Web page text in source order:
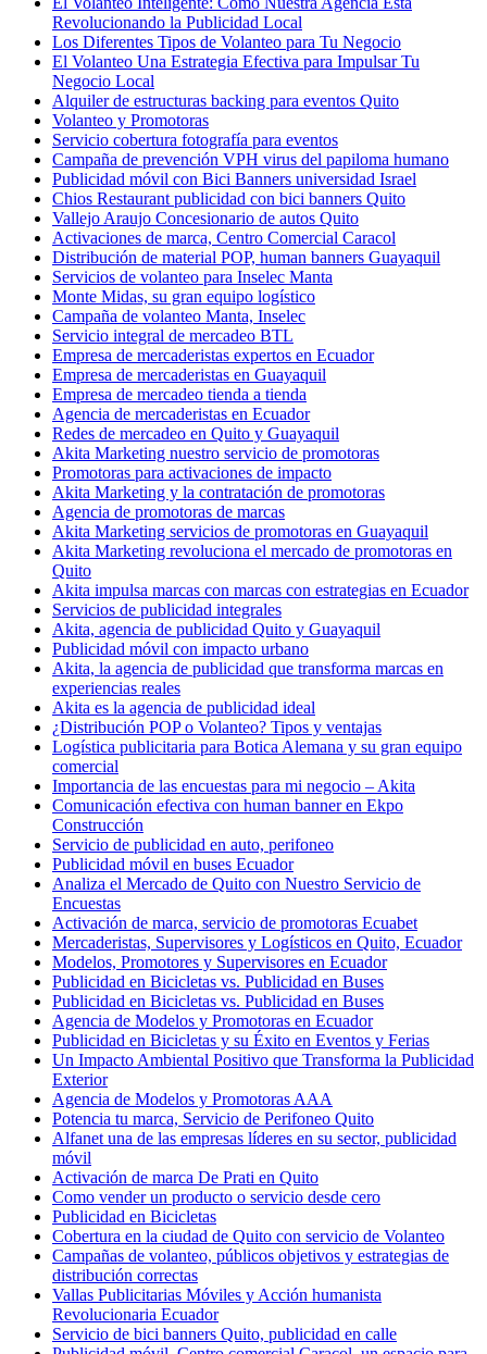
Revolucionando la Publicidad Local
Los Diferentes Tipos de Volanteo para Tu Negocio
El Volanteo Una Estrategia Efectiva para Impulsar Tu
Negocio Local
Alquiler de estructuras backing para eventos Quito
Volanteo y Promotoras
Servicio cobertura fotografía para eventos
Campaña de prevención VPH virus del papiloma humano
Publicidad móvil con Bici Banners universidad Israel
Chios Restaurant publicidad con bici banners Quito
Vallejo Araujo Concesionario de autos Quito
Activaciones de marca, Centro Comercial Caracol
Distribución de material POP, human banners Guayaquil
Servicios de volanteo para Inselec Manta
Monte Midas, su gran equipo logístico
Campaña de volanteo Manta, Inselec
Servicio integral de mercadeo BTL
Empresa de mercaderistas expertos en Ecuador
Empresa de mercaderistas en Guayaquil
Empresa de mercadeo tienda a tienda
Agencia de mercaderistas en Ecuador
Redes de mercadeo en Quito y Guayaquil
Akita Marketing nuestro servicio de promotoras
Promotoras para activaciones de impacto
Akita Marketing y la contratación de promotoras
Agencia de promotoras de marcas
Akita Marketing servicios de promotoras en Guayaquil
Akita Marketing revoluciona el mercado de promotoras en
Quito
Akita impulsa marcas con marcas con estrategias en Ecuador
Servicios de publicidad integrales
Akita, agencia de publicidad Quito y Guayaquil
Publicidad móvil con impacto urbano
Akita, la agencia de publicidad que transforma marcas en
experiencias reales
Akita es la agencia de publicidad ideal
¿Distribución POP o Volanteo? Tipos y ventajas
Logística publicitaria para Botica Alemana y su gran equipo
comercial
Importancia de las encuestas para mi negocio – Akita
Comunicación efectiva con human banner en Ekpo
Construcción
Servicio de publicidad en auto, perifoneo
Publicidad móvil en buses Ecuador
Analiza el Mercado de Quito con Nuestro Servicio de
Encuestas
Activación de marca, servicio de promotoras Ecuabet
Mercaderistas, Supervisores y Logísticos en Quito, Ecuador
Modelos, Promotores y Supervisores en Ecuador
Publicidad en Bicicletas vs. Publicidad en Buses
Publicidad en Bicicletas vs. Publicidad en Buses
Agencia de Modelos y Promotoras en Ecuador
Publicidad en Bicicletas y su Éxito en Eventos y Ferias
Un Impacto Ambiental Positivo que Transforma la Publicidad
Exterior
Agencia de Modelos y Promotoras AAA
Potencia tu marca, Servicio de Perifoneo Quito
Alfanet una de las empresas líderes en su sector, publicidad
móvil
Activación de marca De Prati en Quito
Como vender un producto o servicio desde cero
Publicidad en Bicicletas
Cobertura en la ciudad de Quito con servicio de Volanteo
Campañas de volanteo, públicos objetivos y estrategias de
distribución correctas
Vallas Publicitarias Móviles y Acción humanista
Revolucionaria Ecuador
Servicio de bici banners Quito, publicidad en calle